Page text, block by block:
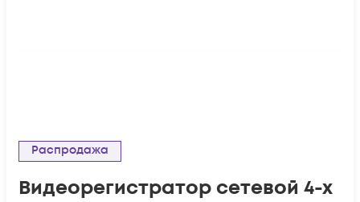
Распродажа
Видеорегистратор сетевой 4-х